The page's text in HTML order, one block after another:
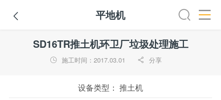
 平地机
推土机 压路机 平地机 装载机 挖掘机
SD16TR推土机环卫厂垃圾处理施工
 施工时间：2017.03.01  分享
设备类型： 推土机